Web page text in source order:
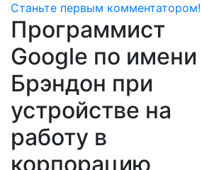
Станьте первым комментатором!
Программист
Google по имени
Брэндон при
устройстве на
работу в
корпорацию